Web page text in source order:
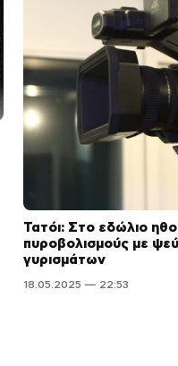
Τατόι: Στο εδώλιο
πυροβολισμούς με
γυρισμάτων
18.05.2025 — 22:53